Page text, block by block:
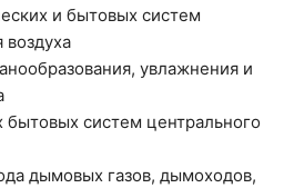
и бытовых систем
увлажнения и
систем центрального
дымовых газов, дымоходов,